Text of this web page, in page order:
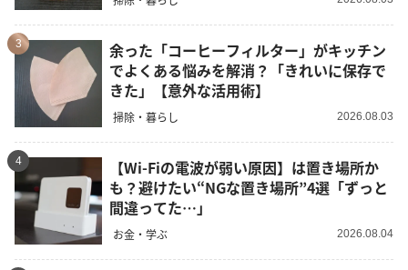
3
余った「コーヒーフィルター」がキッチン
でよくある悩みを解消？「きれいに保存で
きた」【意外な活用術】
掃除・暮らし 2026.08.03
4
【Wi-Fiの電波が弱い原因】は置き場所か
も？避けたい“NGな置き場所”4選「ずっと
間違ってた…」
お金・学ぶ 2026.08.04